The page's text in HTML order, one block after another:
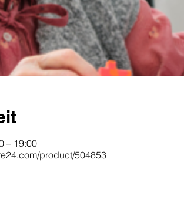
– 19:00
product/504853